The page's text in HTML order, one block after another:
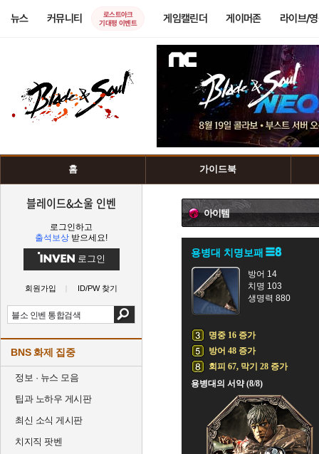
뉴스 커뮤니티
로스트아크
기대평 이벤트
게임캘린더 게이머존 라이브/
홈 가이드북
블레이드&소울 인벤
로그인하고
출석보상 받으세요!
로그인
회원가입 ID/PW 찾기
BNS 화제 집중
정보 · 뉴스 모음
팁과 노하우 게시판
최신 소식 게시판
치지직 팟벤
아이템
용병대 치명보패
방어 14
치명 103
생명력 880
명중 16 증가
방어 48 증가
회피 67, 막기 28 증가
용병대의 서약 (8/8)